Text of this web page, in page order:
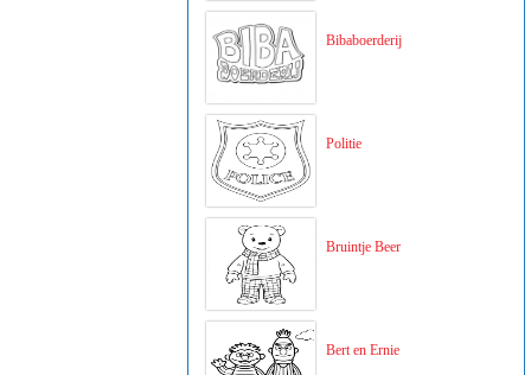
Bibaboerderij
Politie
Bruintje Beer
Bert en Ernie